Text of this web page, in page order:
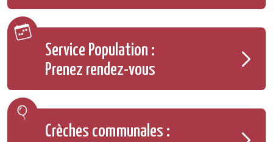
Service Population :
Prenez rendez-vous
Crèches communales :